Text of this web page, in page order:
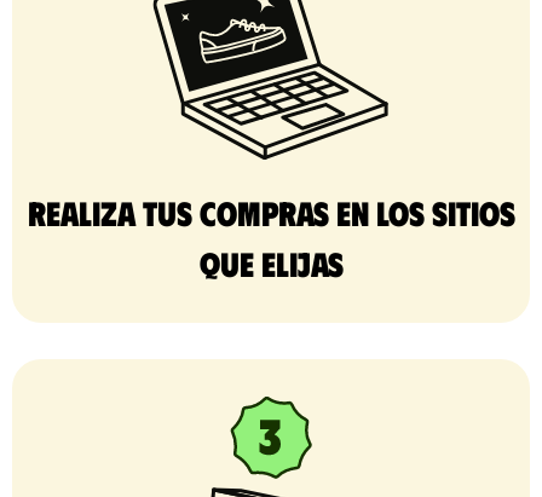
Realiza tus compras en los sitios
que elijas